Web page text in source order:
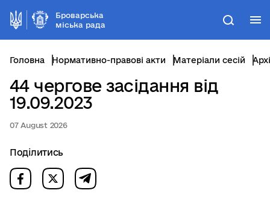
Броварська
міська рада
Пошук
Головна Нормативно-правові акти Матеріали сесій
44 чергове засідання від
19.09.2023
07 August 2026
Поділитись